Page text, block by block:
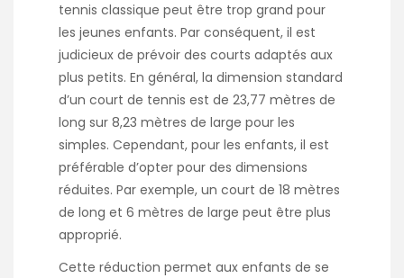
tennis classique peut être trop grand pour
les jeunes enfants. Par conséquent, il est
judicieux de prévoir des courts adaptés aux
plus petits. En général, la dimension standard
d’un court de tennis est de 23,77 mètres de
long sur 8,23 mètres de large pour les
simples. Cependant, pour les enfants, il est
préférable d’opter pour des dimensions
réduites. Par exemple, un court de 18 mètres
de long et 6 mètres de large peut être plus
approprié.
Cette réduction permet aux enfants de se